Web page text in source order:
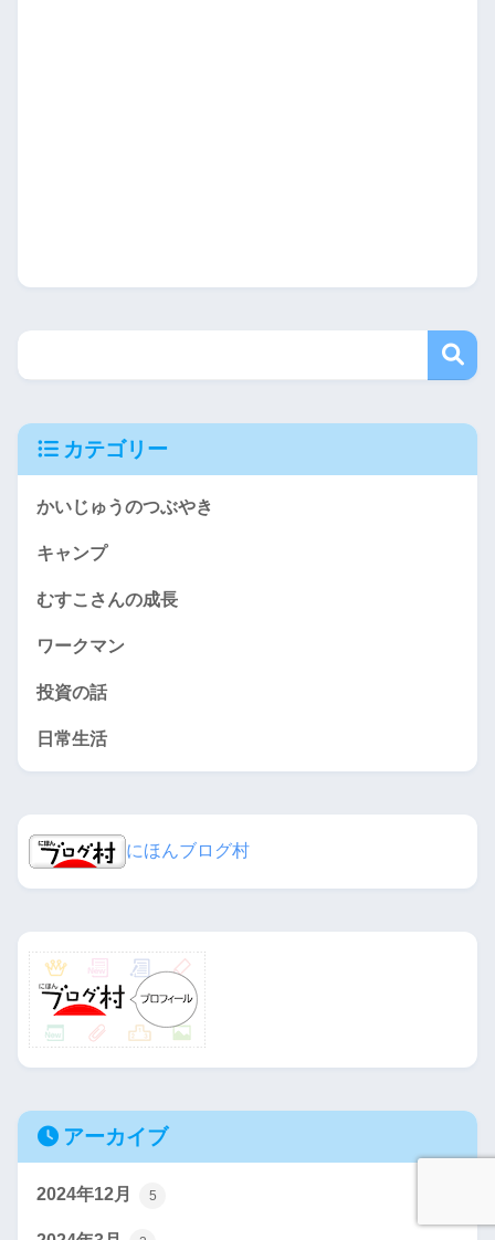
カテゴリー
かいじゅうのつぶやき
キャンプ
むすこさんの成長
ワークマン
投資の話
日常生活
にほんブログ村
アーカイブ
2024年12月 5